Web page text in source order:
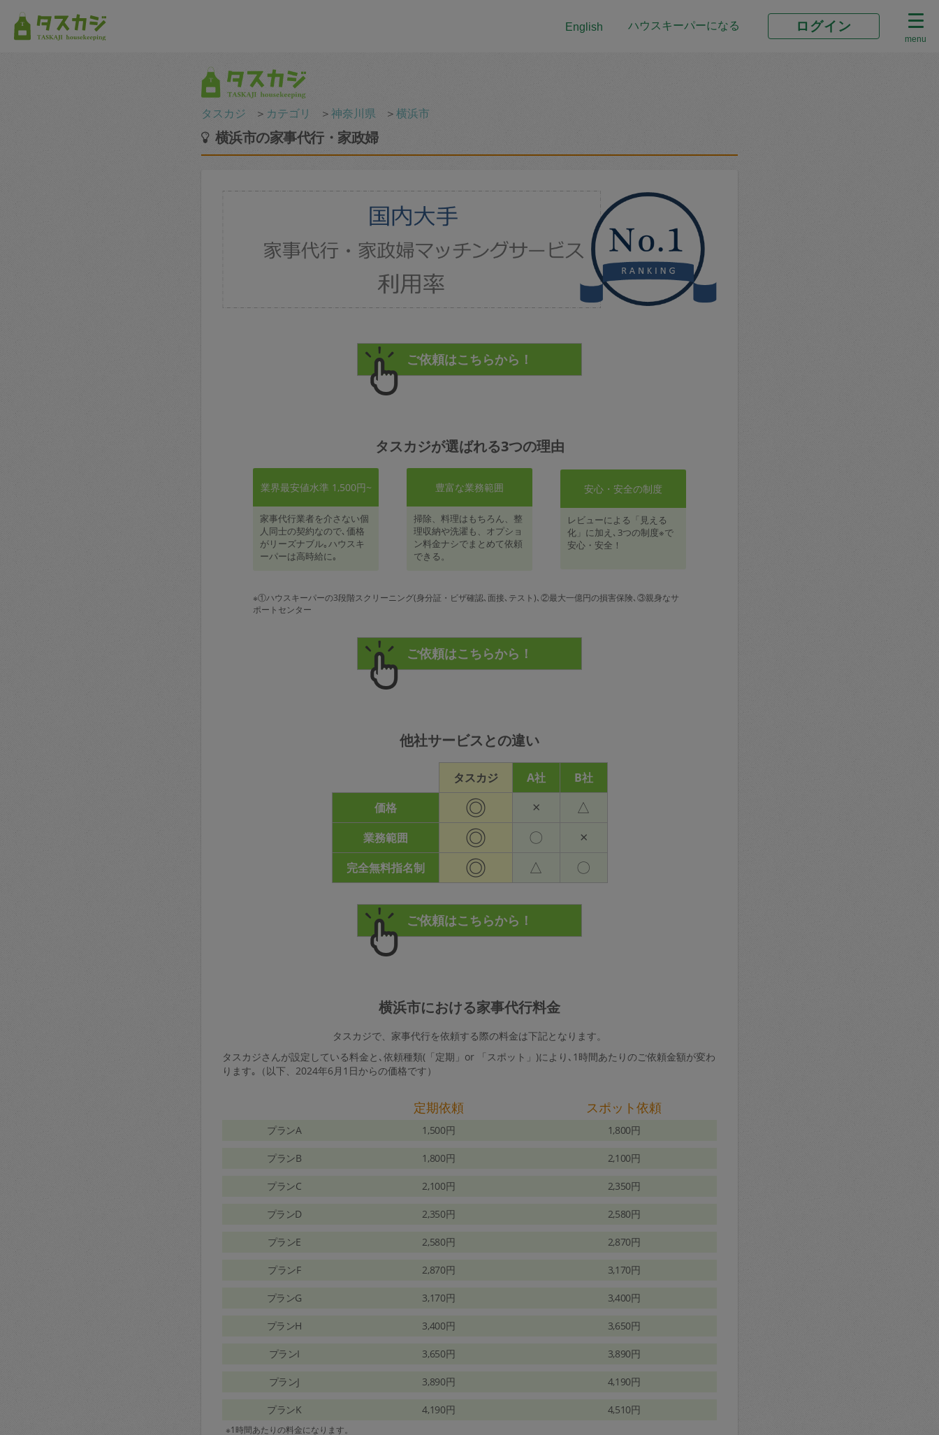
English ハウスキーパーになる ログイン
menu
タスカジ ＞ カテゴリ ＞神奈川県 ＞横浜市
横浜市の家事代行・家政婦
タスカジが選ばれる3つの理由
業界最安値水準 1,500円~
家事代行業者を介さない個
人同士の契約なので､価格
がリーズナブル｡ハウスキ
ーパーは高時給に｡
豊富な業務範囲
掃除、料理はもちろん、整
理収納や洗濯も、オプショ
ン料金ナシでまとめて依頼
できる。
安心・安全の制度
レビューによる「見える
化」に加え､3つの制度※で
安心・安全！
※①ハウスキーパーの3段階スクリーニング(身分証・ビザ確認､面接､テスト)､②最大一億円の損害保険､③親身なサ
ポートセンター
他社サービスとの違い
タスカジ A社
B社
価格
◎ × △
業務範囲 ◎ 〇 ×
完全無料指名制 ◎ △ 〇
横浜市における家事代行料金
タスカジで、家事代行を依頼する際の料金は下記となります。
タスカジさんが設定している料金と､依頼種類(「定期」or 「スポット」)により､1時間あたりのご依頼金額が変わ
ります｡（以下、2024年6月1日からの価格です）
定期依頼 スポット依頼
プランA 1,500円 1,800円
プランB 1,800円 2,100円
プランC 2,100円 2,350円
プランD 2,350円 2,580円
プランE 2,580円 2,870円
プランF 2,870円 3,170円
プランG 3,170円 3,400円
プランH 3,400円 3,650円
プランI 3,650円 3,890円
プランJ 3,890円 4,190円
プランK 4,190円 4,510円
※1時間あたりの料金になります。